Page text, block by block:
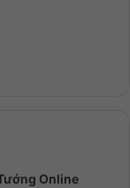
Online